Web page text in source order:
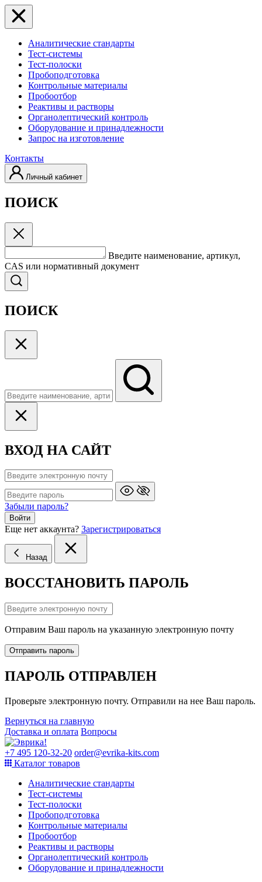
Аналитические стандарты
Тест-системы
Тест-полоски
Пробоподготовка
Контрольные материалы
Пробоотбор
Реактивы и растворы
Органолептический контроль
Оборудование и принадлежности
Запрос на изготовление
Контакты
Личный кабинет
ПОИСК
Введите наименование, артикул,
CAS или нормативный документ
ПОИСК
ВХОД НА САЙТ
Забыли пароль?
Войти
Еще нет аккаунта? Зарегистрироваться
Назад
ВОССТАНОВИТЬ ПАРОЛЬ
Отправим Ваш пароль на указанную электронную почту
Отправить пароль
ПАРОЛЬ ОТПРАВЛЕН
Проверьте электронную почту. Отправили на нее Ваш пароль.
Вернуться на главную
Доставка и оплата Вопросы
+7 495 120-32-20 order@evrika-kits.com
Каталог товаров
Аналитические стандарты
Тест-системы
Тест-полоски
Пробоподготовка
Контрольные материалы
Пробоотбор
Реактивы и растворы
Органолептический контроль
Оборудование и принадлежности